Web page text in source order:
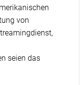
von
seien das